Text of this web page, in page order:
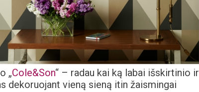
„Cole&Son“ – radau kai ką labai išskirtinio ir
dekoruojant vieną sieną itin žaismingai